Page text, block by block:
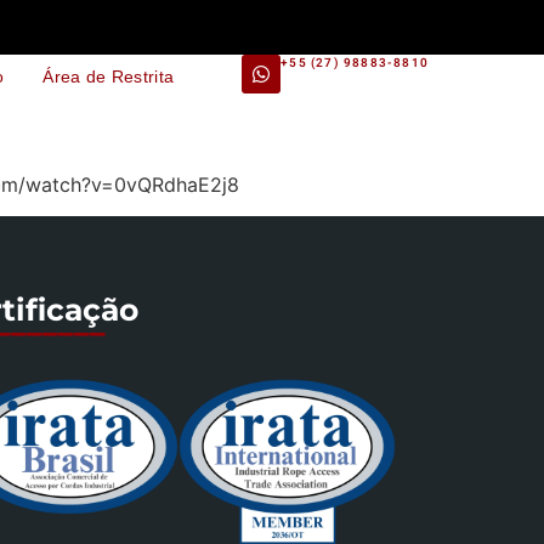
Área de Restrita
+55 (27) 98883-8810
watch?v=0vQRdhaE2j8